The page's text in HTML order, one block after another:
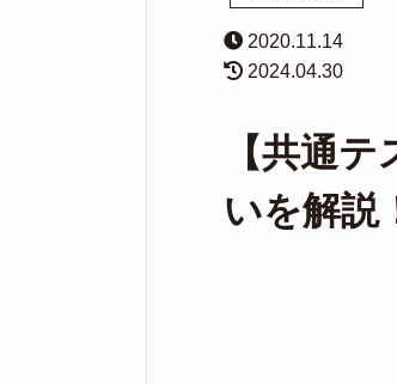
2020.11.14
2024.04.30
【共通
いを解説